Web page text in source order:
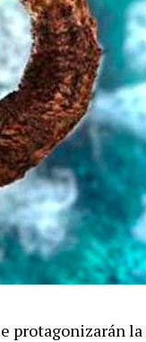
protagonizarán